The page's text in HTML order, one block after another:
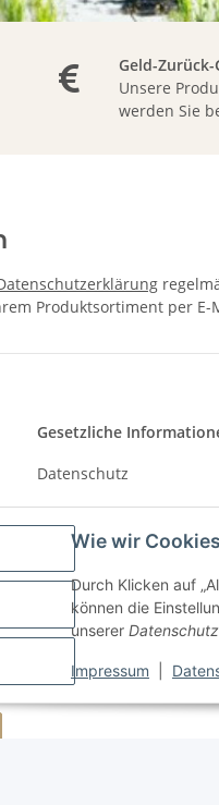
Wie wir
Durch Klicken auf
können die
unserer
Impressum
Geld-
Unsere
werden Sie
Produktsortiment per E-
Gesetzliche
Datenschutz
AGB
Impressum
Widerrufsrecht